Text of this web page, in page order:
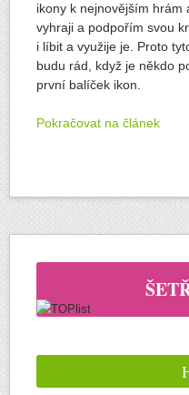
ikony k nejnovějším
vyhraji a podpořím svou
i líbit a využije je. Proto
budu rád, když je někdo
první balíček ikon.
Pokračovat na článek